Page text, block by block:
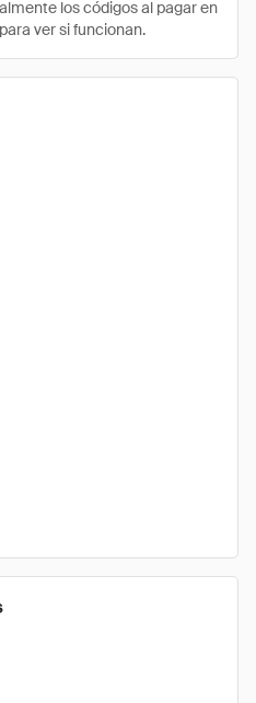
los códigos al pagar en
ver si funcionan.